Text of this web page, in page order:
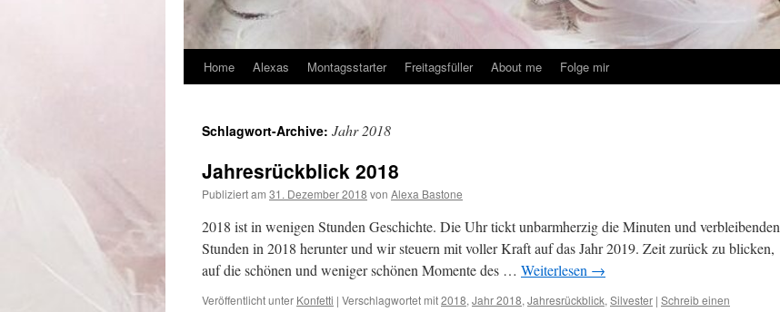
Zum
springen
Home Alexas Montagsstarter Freitagsfüller About me Folge mir
Schlagwort-Archive: Jahr 2018
Jahresrückblick 2018
Publiziert am 31. Dezember 2018 von Alexa Bastone
2018 ist in wenigen Stunden Geschichte. Die Uhr tickt unbarmherzig die Minuten und verbleibenden
Stunden in 2018 herunter und wir steuern mit voller Kraft auf das Jahr 2019. Zeit zurück zu blicken,
auf die schönen und weniger schönen Momente des … Weiterlesen →
Veröffentlicht unter Konfetti | Verschlagwortet mit2018, Jahr 2018, Jahresrückblick, Silvester | Schreib einen